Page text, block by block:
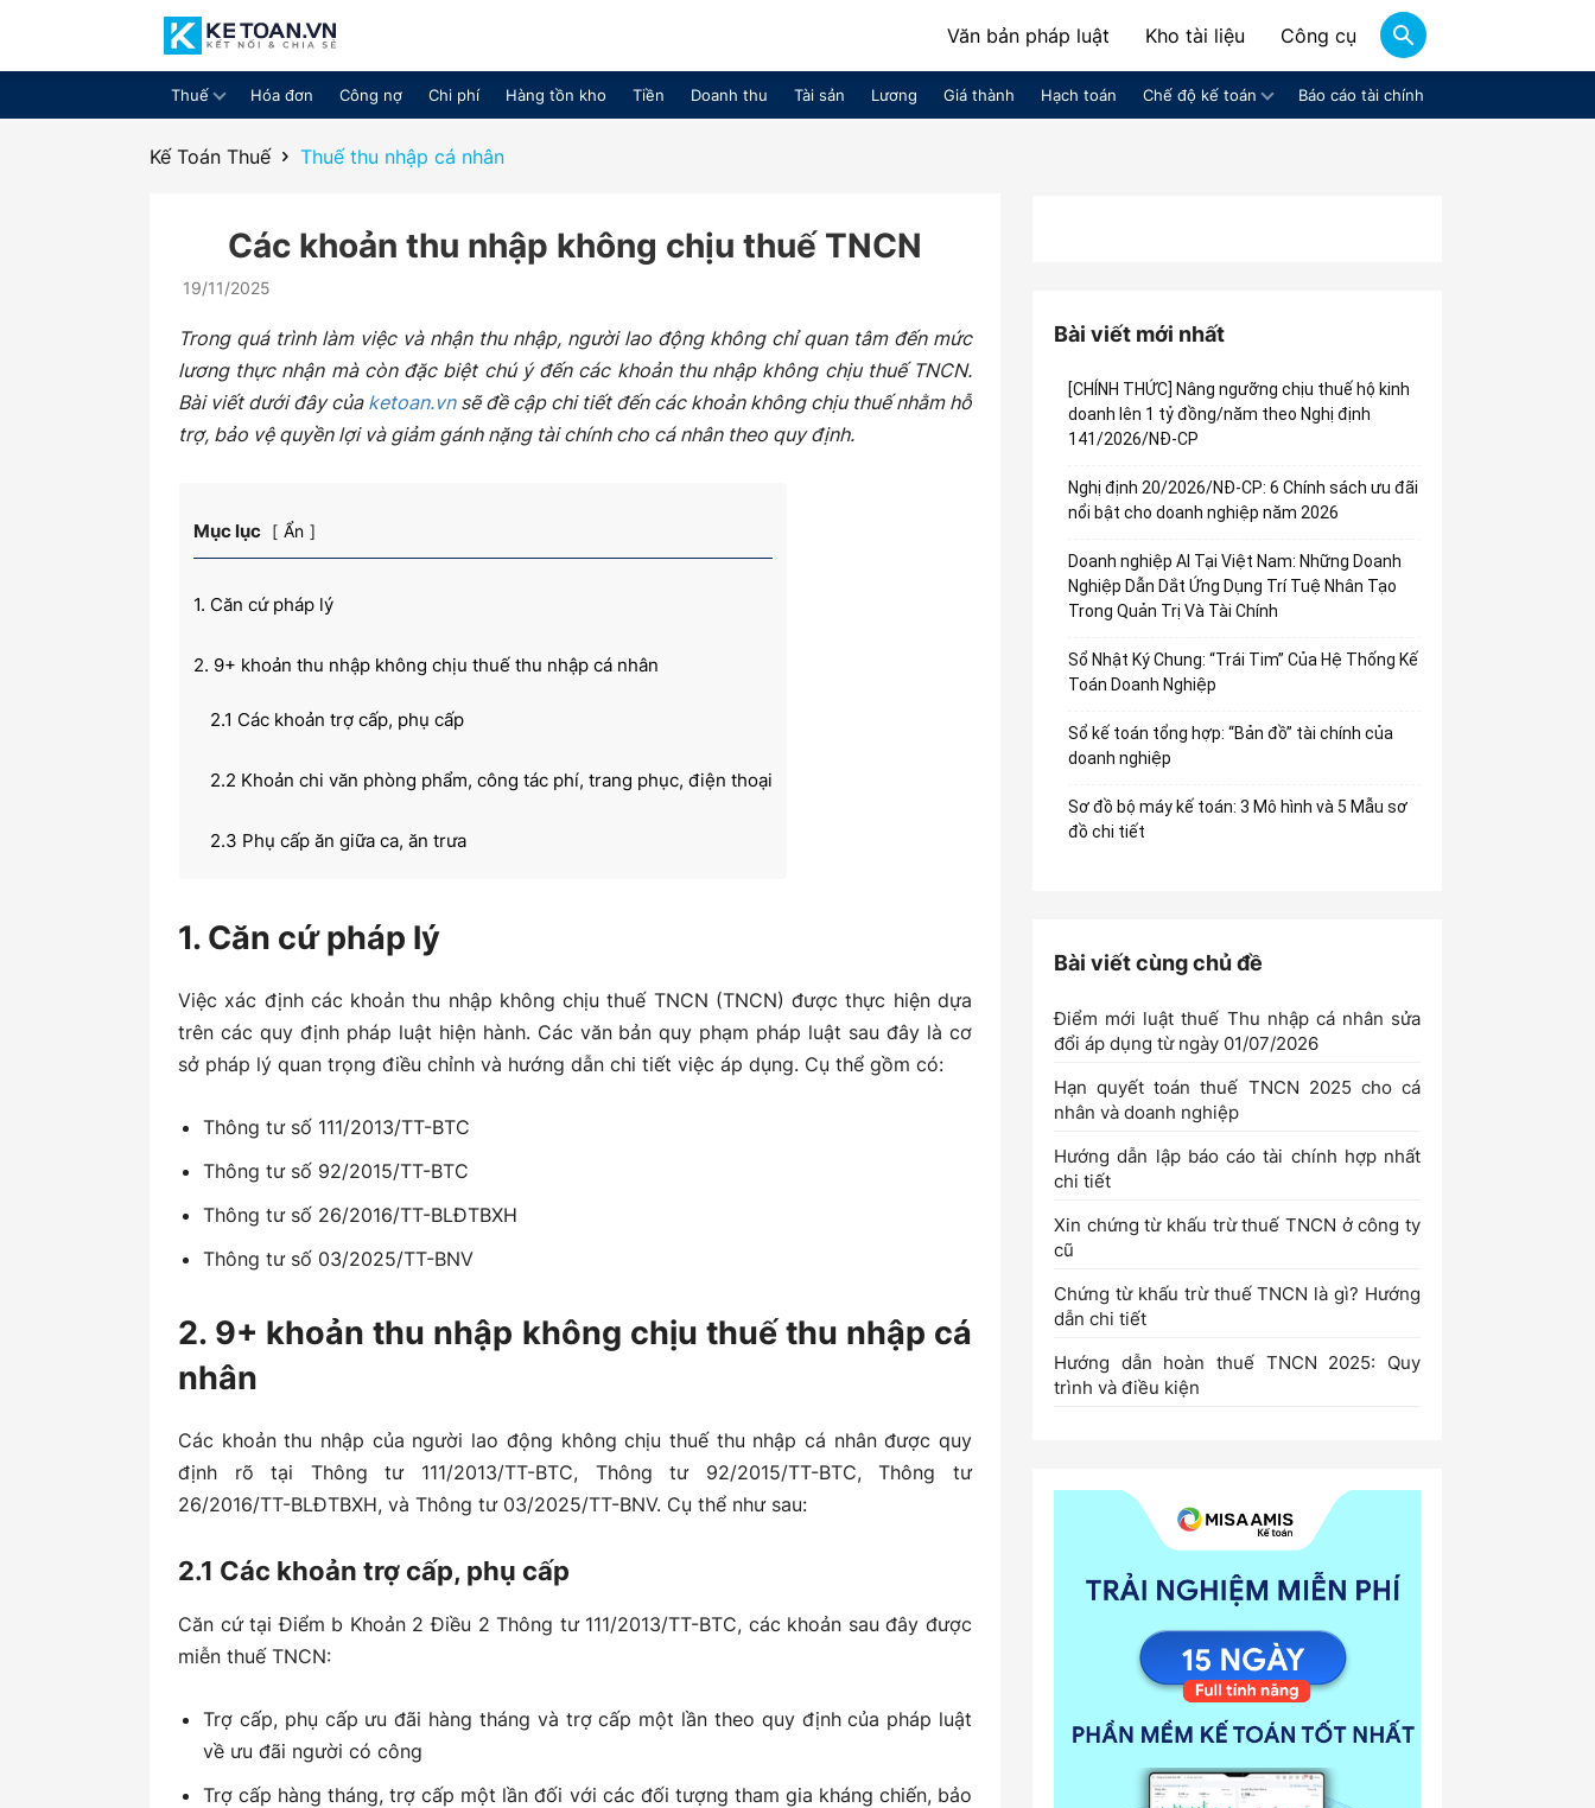
chia
toán
Văn bản pháp luật Kho tài liệu Công cụ
Thuế Hóa đơn Công nợ Chi phí Hàng tồn kho Tiền Doanh thu Tài sản Lương Giá thành Hạch toán Chế độ kế toán Báo cáo tài chính
Kế Toán Thuế Thuế thu nhập cá nhân
Các khoản thu nhập không chịu thuế TNCN
19/11/2025
Trong quá trình làm việc và nhận thu nhập, người lao động không chỉ quan tâm đến mức
lương thực nhận mà còn đặc biệt chú ý đến các khoản thu nhập không chịu thuế TNCN.
Bài viết dưới đây của ketoan.vnsẽ đề cập chi tiết đến các khoản không chịu thuế nhằm hỗ
trợ, bảo vệ quyền lợi và giảm gánh nặng tài chính cho cá nhân theo quy định.
Mục lục Ẩn
1. Căn cứ pháp lý
2. 9+ khoản thu nhập không chịu thuế thu nhập cá nhân
2.1 Các khoản trợ cấp, phụ cấp
2.2 Khoản chi văn phòng phẩm, công tác phí, trang phục, điện thoại
2.3 Phụ cấp ăn giữa ca, ăn trưa
2.5 Chi phí xe đưa đón nhân viên
2.6 Chi phí đào tạo, nâng cao trình độ
2.7 Các khoản thưởng không chịu thuế
2.8 Các khoản lợi ích khác không tính thuế
1. Căn cứ pháp lý
Việc xác định các khoản thu nhập không chịu thuế TNCN (TNCN) được thực hiện dựa
trên các quy định pháp luật hiện hành. Các văn bản quy phạm pháp luật sau đây là cơ
sở pháp lý quan trọng điều chỉnh và hướng dẫn chi tiết việc áp dụng. Cụ thể gồm có:
Thông tư số 111/2013/TT-BTC
Thông tư số 92/2015/TT-BTC
Thông tư số 26/2016/TT-BLĐTBXH
Thông tư số 03/2025/TT-BNV
2. 9+ khoản thu nhập không chịu thuế thu nhập cá
nhân
Các khoản thu nhập của người lao động không chịu thuế thu nhập cá nhân được quy
định rõ tại Thông tư 111/2013/TT-BTC, Thông tư 92/2015/TT-BTC, Thông tư
26/2016/TT-BLĐTBXH, và Thông tư 03/2025/TT-BNV. Cụ thể như sau:
2.1 Các khoản trợ cấp, phụ cấp
Căn cứ tại Điểm b Khoản 2 Điều 2 Thông tư 111/2013/TT-BTC, các khoản sau đây được
miễn thuế TNCN:
Trợ cấp, phụ cấp ưu đãi hàng tháng và trợ cấp một lần theo quy định của pháp luật
về ưu đãi người có công
Trợ cấp hàng tháng, trợ cấp một lần đối với các đối tượng tham gia kháng chiến, bảo
Bài viết mới nhất
[CHÍNH THỨC] Nâng ngưỡng chịu thuế hộ kinh
doanh lên 1 tỷ đồng/năm theo Nghị định
141/2026/NĐ-CP
Nghị định 20/2026/NĐ-CP: 6 Chính sách ưu đãi
nổi bật cho doanh nghiệp năm 2026
Doanh nghiệp AI Tại Việt Nam: Những Doanh
Nghiệp Dẫn Dắt Ứng Dụng Trí Tuệ Nhân Tạo
Trong Quản Trị Và Tài Chính
Sổ Nhật Ký Chung: “Trái Tim” Của Hệ Thống Kế
Toán Doanh Nghiệp
Sổ kế toán tổng hợp: “Bản đồ” tài chính của
doanh nghiệp
Sơ đồ bộ máy kế toán: 3 Mô hình và 5 Mẫu sơ
đồ chi tiết
Bài viết cùng chủ đề
Điểm mới luật thuế Thu nhập cá nhân sửa
đổi áp dụng từ ngày 01/07/2026
Hạn quyết toán thuế TNCN 2025 cho cá
nhân và doanh nghiệp
Hướng dẫn lập báo cáo tài chính hợp nhất
chi tiết
Xin chứng từ khấu trừ thuế TNCN ở công ty
cũ
Chứng từ khấu trừ thuế TNCN là gì? Hướng
dẫn chi tiết
Hướng dẫn hoàn thuế TNCN 2025: Quy
trình và điều kiện